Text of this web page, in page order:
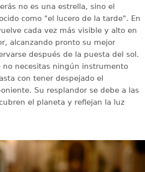
no es una estrella, sino el
como "el lucero de la tarde". En
cada vez más visible y alto en
alcanzando pronto su mejor
después de la puesta del sol.
no necesitas ningún instrumento
con tener despejado el
Su resplandor se debe a las
el planeta y reflejan la luz